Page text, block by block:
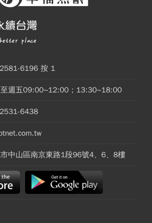
6196 按 1
至週五09:00~12:00；13:30~18:00
6438
中山區南京東路1段96號4、6、8樓